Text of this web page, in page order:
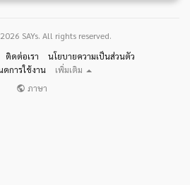
SAYs. All rights reserved.
ติดต่อเรา
นโยบายความเป็นส่วนตัว
การใช้งาน
เพิ่มเติม
ภาษา